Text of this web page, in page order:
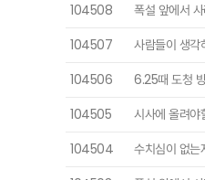
104508
폭설 앞에서
104507
사람들이 생
104506
6.25때 도청
104505
시사에 올려야
104504
수치심이 없는